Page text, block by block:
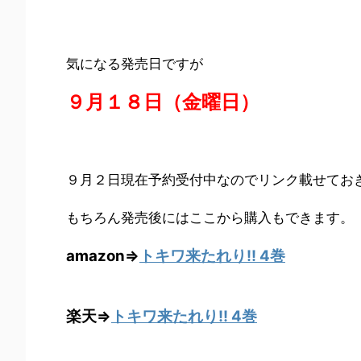
気になる発売日ですが
９月１８日（金曜日）
９月２日現在予約受付中なのでリンク載せてお
もちろん発売後にはここから購入もできます。
amazon⇒ トキワ来たれり!! 4巻
楽天⇒ トキワ来たれり!! 4巻